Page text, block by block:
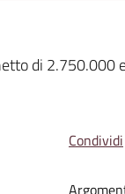
di 2.750.000
Condividi